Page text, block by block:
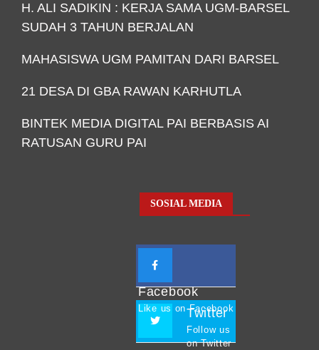
H. ALI SADIKIN : KERJA SAMA UGM-BARSEL
SUDAH 3 TAHUN BERJALAN
MAHASISWA UGM PAMITAN DARI BARSEL
21 DESA DI GBA RAWAN KARHUTLA
BINTEK MEDIA DIGITAL PAI BERBASIS AI
RATUSAN GURU PAI
SOSIAL MEDIA
Facebook
Like us on Facebook
Twitter
Follow us
on Twitter